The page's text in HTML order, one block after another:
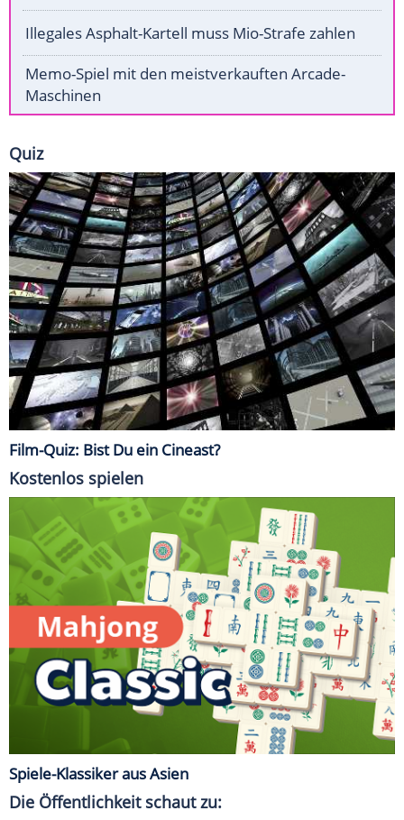
Illegales Asphalt-Kartell muss Mio-Strafe zahlen
Memo-Spiel mit den meistverkauften Arcade-
Maschinen
Quiz
Film-Quiz: Bist Du ein Cineast?
Kostenlos spielen
Spiele-Klassiker aus Asien
Die Öffentlichkeit schaut zu: